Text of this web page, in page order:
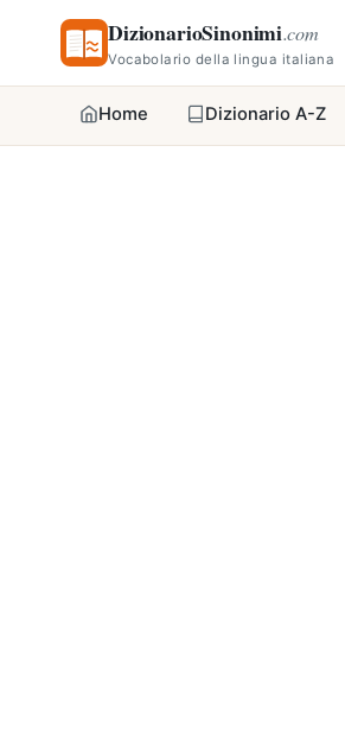
DizionarioSinonimi.com
Vocabolario della lingua italiana
Home Dizionario A-Z